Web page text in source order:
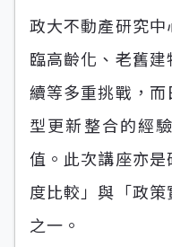
政大不動產研究
臨高齡化、老舊
續等多重挑戰，
型更新整合的經
值。此次講座亦
度比較」與「政
之一。